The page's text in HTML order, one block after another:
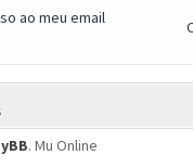
ao meu email
. Mu Online